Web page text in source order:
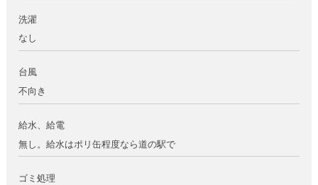
洗濯
なし
台風
不向き
給水、給電
無し。給水はポリ缶程度なら道の駅で
ゴミ処理